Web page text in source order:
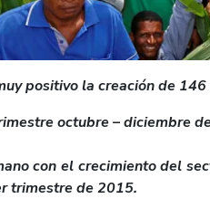
positivo la creación de
octubre – diciembre
con el crecimiento del
trimestre de 2015.